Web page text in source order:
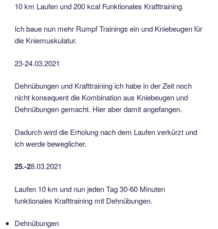
10 km Laufen und 200 kcal Funktionales Krafttraining
Ich baue nun mehr Rumpf Trainings ein und Kniebeugen für
die Kniemuskulatur.
23-24.03.2021
Dehnübungen und Krafttraining ich habe in der Zeit noch
nicht konsequent die Kombination aus Kniebeugen und
Dehnübungen gemacht. Hier aber damit angefangen.
Dadurch wird die Erholung nach dem Laufen verkürzt und
ich werde beweglicher.
25.-28.03.2021
Laufen 10 km und nun jeden Tag 30-60 Minuten
funktionales Krafttraining mit Dehnübungen.
Dehnübungen